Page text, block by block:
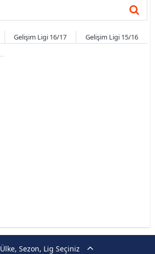
Ülke, Sezon, Lig Seçiniz
Gelişim Ligi 16/17
Gelişim Ligi 15/16